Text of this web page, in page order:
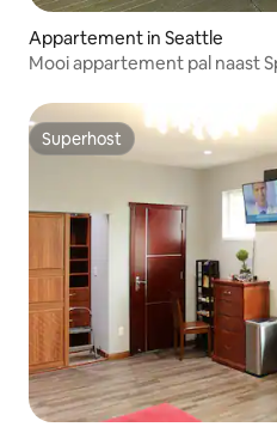
Appartement in Seattle
Mooi appartement pal naast
Superhost
Superhost